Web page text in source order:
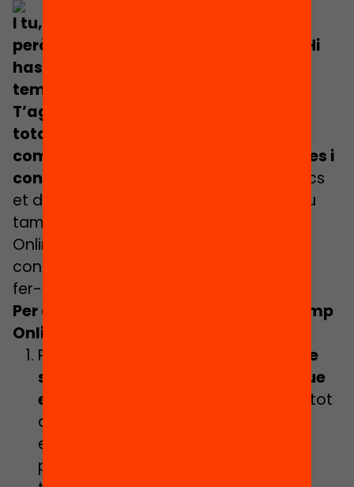
I tu, has sentit a parlar dels Edcamps
però no hi has pogut participar mai? Hi
has participat però no eren sobre el
tema que et motiva o et preocupa?
T’agradaria crear una trobada per a
tota la comunitat educativa per
compartir experiències, aprenentatges i
connectar amb altres persones?
Doncs
et donem
pels quals tu
també hauries d’organitzar un Edcamp
Online i a més, una
conèixer tots els passos necessaris per
fer-ho possible!
Per què hauries d’organitzar un Edcamp
Online?
Perquè podràs
compartir i aprendre
sobre temes educatius propers, que
et motivin i t’interessin
, a partir de tot
allò que comparteixis i de les
experiències i experteses d’altres
participants de qualsevol punt del